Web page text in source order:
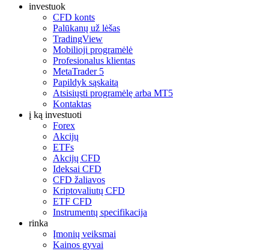
investuok
CFD konts
Palūkanų už lėšas
TradingView
Mobilioji programėlė
Profesionalus klientas
MetaTrader 5
Papildyk sąskaitą
Atsisiųsti programėlę arba MT5
Kontaktas
į ką investuoti
Forex
Akcijų
ETFs
Akcijų CFD
Ideksai CFD
CFD žaliavos
Kriptovaliutų CFD
ETF CFD
Instrumentų specifikacija
rinka
Įmonių veiksmai
Kainos gyvai